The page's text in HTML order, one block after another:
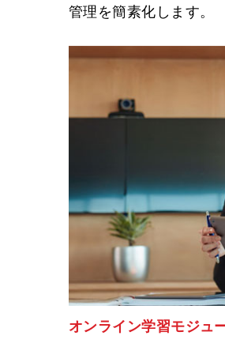
管理を簡素化します。
オンライン学習モジュ